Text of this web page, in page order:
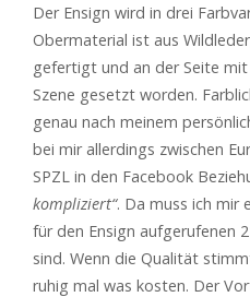
Der Ensign wird in drei
Obermaterial ist aus
gefertigt und an der Seite mit
Szene gesetzt worden.
genau nach meinem
bei mir allerdings zwischen
SPZL in den Facebook
kompliziert“. Da muss ich mir
für den Ensign aufgerufenen
sind. Wenn die Qualität
ruhig mal was kosten. Der